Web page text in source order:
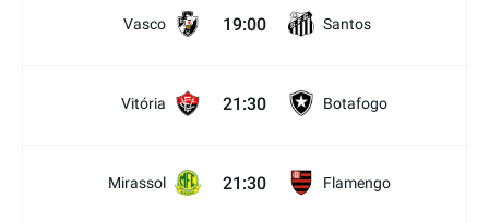
Vasco 19:00 Santos
Vitória 21:30 Botafogo
Mirassol 21:30 Flamengo